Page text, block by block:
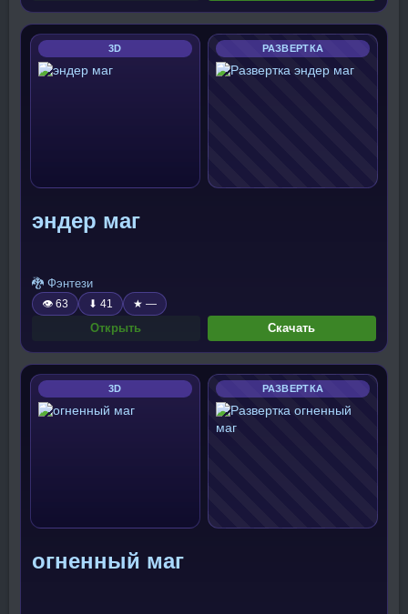
3D РАЗВЕРТКА
эндер маг
🐉 Фэнтези
👁 63 ⬇ 41 ★ —
Открыть Скачать
3D РАЗВЕРТКА
огненный маг